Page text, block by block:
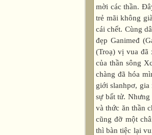
mời các thần.
trẻ mãi không
cái chết. Cùng
đẹp Ganimeđ
(Troạ) vị vua đã
của thần sông
chàng đã hóa
giới slanhpơ, gia
sự bất tử.
và thức ăn thần
cũng đỡ một
thì bàn tiệc lại